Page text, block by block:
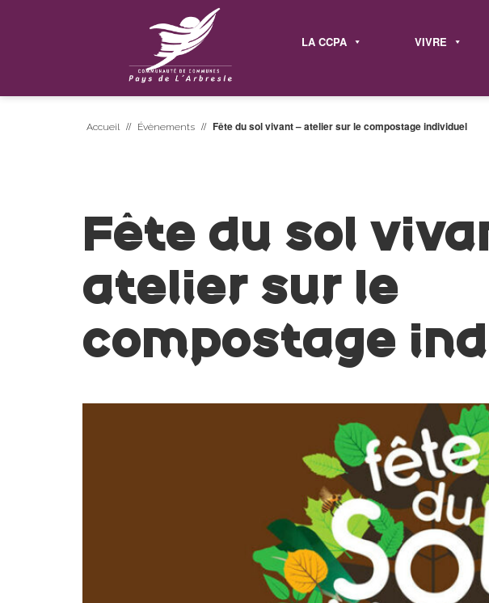
LA CCPA VIVRE
Accueil // Évènements // Fête du sol vivant – atelier sur le compostage individuel
Fête du sol
atelier sur le
compostage